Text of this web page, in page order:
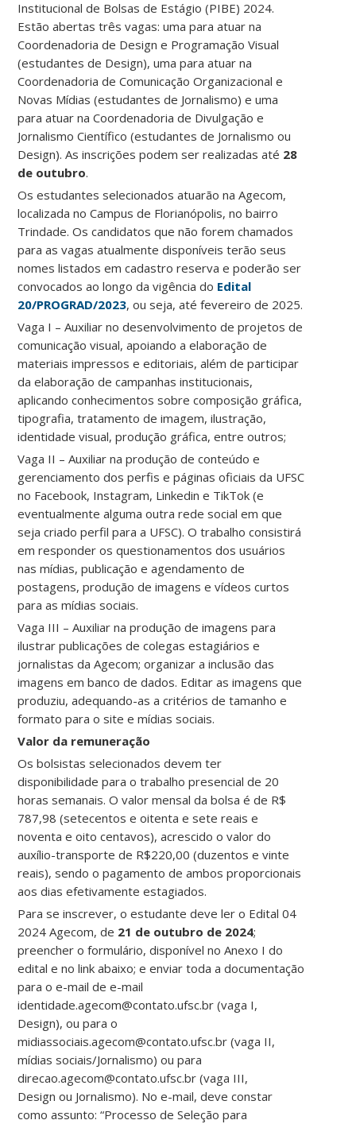
Institucional de Bolsas de Estágio (PIBE) 2024.
Estão abertas três vagas: uma para atuar na
Coordenadoria de Design e Programação Visual
(estudantes de Design), uma para atuar na
Coordenadoria de Comunicação Organizacional e
Novas Mídias (estudantes de Jornalismo) e uma
para atuar na Coordenadoria de Divulgação e
Jornalismo Científico (estudantes de Jornalismo ou
Design). As inscrições podem ser realizadas até 28
de outubro.
Os estudantes selecionados atuarão na Agecom,
localizada no Campus de Florianópolis, no bairro
Trindade. Os candidatos que não forem chamados
para as vagas atualmente disponíveis terão seus
nomes listados em cadastro reserva e poderão ser
convocados ao longo da vigência do Edital
20/PROGRAD/2023, ou seja, até fevereiro de 2025.
Vaga I – Auxiliar no desenvolvimento de projetos de
comunicação visual, apoiando a elaboração de
materiais impressos e editoriais, além de participar
da elaboração de campanhas institucionais,
aplicando conhecimentos sobre composição gráfica,
tipografia, tratamento de imagem, ilustração,
identidade visual, produção gráfica, entre outros;
Vaga II – Auxiliar na produção de conteúdo e
gerenciamento dos perfis e páginas oficiais da UFSC
no Facebook, Instagram, Linkedin e TikTok (e
eventualmente alguma outra rede social em que
seja criado perfil para a UFSC). O trabalho consistirá
em responder os questionamentos dos usuários
nas mídias, publicação e agendamento de
postagens, produção de imagens e vídeos curtos
para as mídias sociais.
Vaga III – Auxiliar na produção de imagens para
ilustrar publicações de colegas estagiários e
jornalistas da Agecom; organizar a inclusão das
imagens em banco de dados. Editar as imagens que
produziu, adequando-as a critérios de tamanho e
formato para o site e mídias sociais.
Valor da remuneração
Os bolsistas selecionados devem ter
disponibilidade para o trabalho presencial de 20
horas semanais. O valor mensal da bolsa é de R$
787,98 (setecentos e oitenta e sete reais e
noventa e oito centavos), acrescido o valor do
auxílio-transporte de R$220,00 (duzentos e vinte
reais), sendo o pagamento de ambos proporcionais
aos dias efetivamente estagiados.
Para se inscrever, o estudante deve ler o Edital 04
2024 Agecom, de 21 de outubro de 2024;
preencher o formulário, disponível no Anexo I do
edital e no link abaixo; e enviar toda a documentação
para o e-mail de e-mail
identidade.agecom@contato.ufsc.br (vaga I,
Design), ou para o
midiassociais.agecom@contato.ufsc.br (vaga II,
mídias sociais/Jornalismo) ou para
direcao.agecom@contato.ufsc.br (vaga III,
Design ou Jornalismo). No e-mail, deve constar
como assunto: “Processo de Seleção para